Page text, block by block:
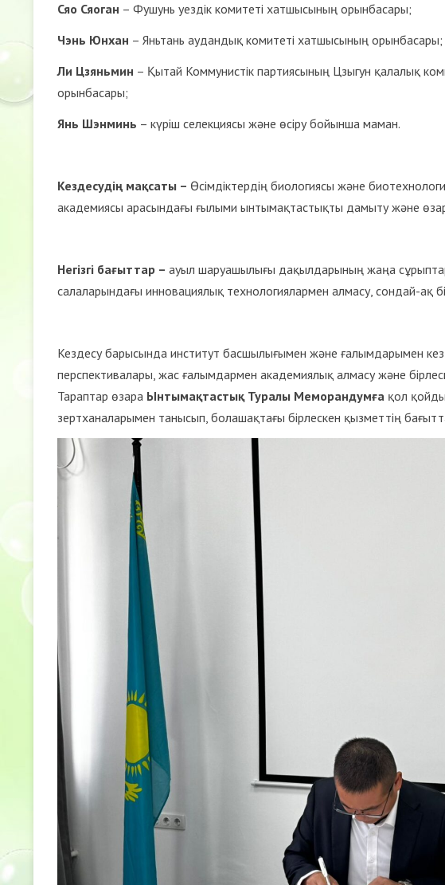
Сяо Сяоган – Фушунь уездік комитеті хатшысының орынбасары;
Чэнь Юнхан – Яньтань аудандық комитеті хатшысының орынбасары;
Ли Цзяньмин – Қытай Коммунистік партиясының Цзыгун қалалық
орынбасары;
Янь Шэнминь – күріш селекциясы және өсіру бойынша маман.
Кездесудің мақсаты – Өсімдіктердің биологиясы және
академиясы арасындағы ғылыми ынтымақтастықты дамыту және
Негізгі бағыттар – ауыл шаруашылығы дақылдарының жаңа
салаларындағы инновациялық технологиялармен алмасу, сондай-ақ
Кездесу барысында институт басшылығымен және ғалымдарымен
перспективалары, жас ғалымдармен академиялық алмасу және
Тараптар өзара Ынтымақтастық Туралы Меморандумға қол
зертханаларымен танысып, болашақтағы бірлескен қызметтің